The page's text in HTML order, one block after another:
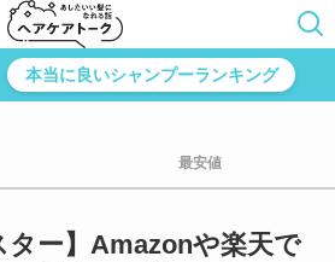
本当に良いシャンプーランキング
最安値
ター】Amazonや楽天で